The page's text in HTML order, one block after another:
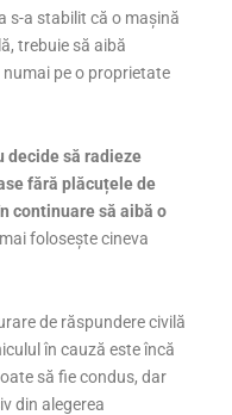
s-a stabilit că o mașină
trebuie să aibă
pe o proprietate
decide să radieze
fără plăcuțele de
continuare să aibă o
folosește cineva
de răspundere civilă
în cauză este încă
să fie condus, dar
din alegerea